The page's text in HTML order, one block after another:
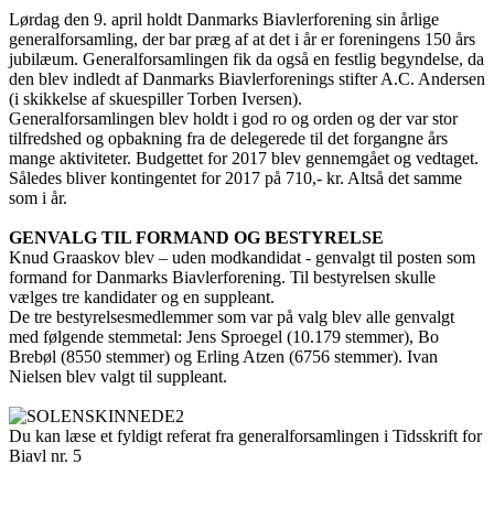
Lørdag den 9. april holdt Danmarks Biavlerforening sin årlige
generalforsamling, der bar præg af at det i år er foreningens 150 års
jubilæum. Generalforsamlingen fik da også en festlig begyndelse, da
den blev indledt af Danmarks Biavlerforenings stifter A.C. Andersen
(i skikkelse af skuespiller Torben Iversen).
Generalforsamlingen blev holdt i god ro og orden og der var stor
tilfredshed og opbakning fra de delegerede til det forgangne års
mange aktiviteter. Budgettet for 2017 blev gennemgået og vedtaget.
Således bliver kontingentet for 2017 på 710,- kr. Altså det samme
som i år.
GENVALG TIL FORMAND OG BESTYRELSE
Knud Graaskov blev – uden modkandidat - genvalgt til posten som
formand for Danmarks Biavlerforening. Til bestyrelsen skulle
vælges tre kandidater og en suppleant.
De tre bestyrelsesmedlemmer som var på valg blev alle genvalgt
med følgende stemmetal: Jens Sproegel (10.179 stemmer), Bo
Brebøl (8550 stemmer) og Erling Atzen (6756 stemmer). Ivan
Nielsen blev valgt til suppleant.
Du kan læse et fyldigt referat fra generalforsamlingen i Tidsskrift for
Biavl nr. 5